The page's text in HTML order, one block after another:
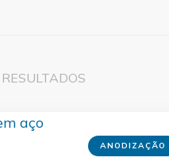
ANODIZAÇÃO